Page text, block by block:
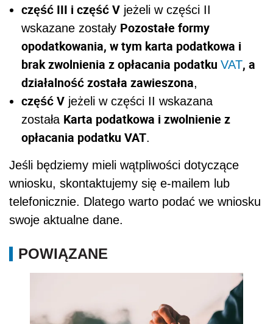
część III i część V jeżeli w części II
wskazane zostały Pozostałe formy
opodatkowania, w tym karta podatkowa i
brak zwolnienia z opłacania podatku VAT, a
działalność została zawieszona,
część V jeżeli w części II wskazana
została Karta podatkowa i zwolnienie z
opłacania podatku VAT.
Jeśli będziemy mieli wątpliwości dotyczące
wniosku, skontaktujemy się e-mailem lub
telefonicznie. Dlatego warto podać we wniosku
swoje aktualne dane.
POWIĄZANE